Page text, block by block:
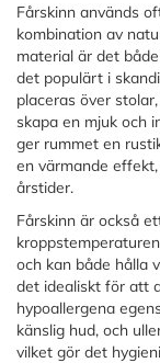
Fårskinn används
kombination av
material är det
det populärt i
placeras över
skapa en mjuk och
ger rummet en
en värmande
årstider.
Fårskinn är också
och kan både hålla
det idealiskt för att
hypoallergena
känslig hud, och
vilket gör det